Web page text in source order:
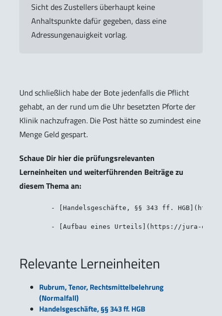
Sicht des Zustellers überhaupt keine
Anhaltspunkte dafür gegeben, dass eine
Adressungenauigkeit vorlag.
Und schließlich habe der Bote jedenfalls die Pflicht
gehabt, an der rund um die Uhr besetzten Pforte der
Klinik nachzufragen. Die Post hätte so zumindest eine
Menge Geld gespart.
Schaue Dir hier die prüfungsrelevanten
Lerneinheiten und weiterführenden Beiträge zu
diesem Thema an:
Relevante Lerneinheiten
Rubrum, Tenor, Rechtsmittelbelehrung
(Normalfall)
Handelsgeschäfte, §§ 343 ff. HGB